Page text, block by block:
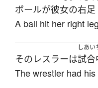
ボールが彼女の右足
A ball hit her right
その レスラーは
しあい
試合
The wrestler had